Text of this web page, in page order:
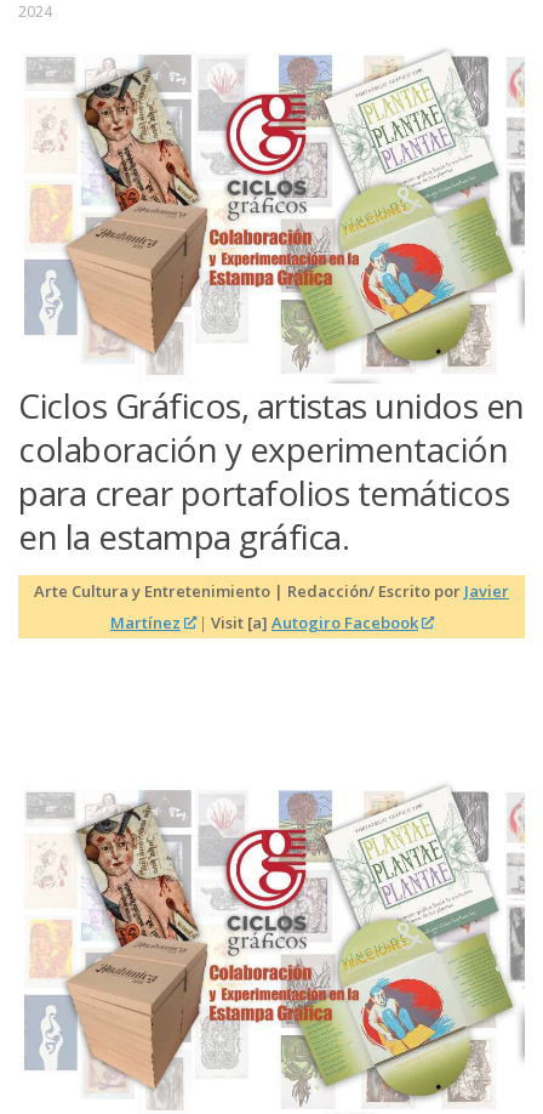
2024
Ciclos Gráficos, artistas unidos en
colaboración y experimentación
para crear portafolios temáticos
en la estampa gráfica.
Arte Cultura y Entretenimiento | Redacción/ Escrito por Javier
Martínez
| Visit [a] Autogiro Facebook